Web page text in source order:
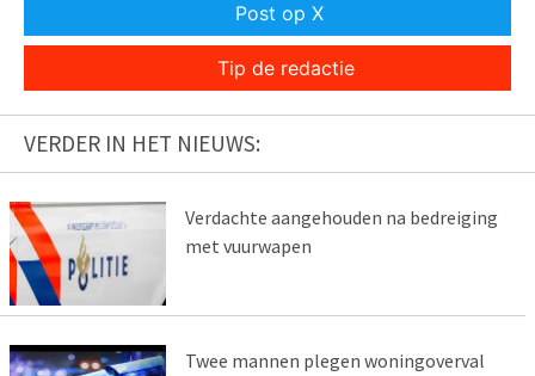
Post op X
Tip de redactie
VERDER IN HET NIEUWS:
Verdachte aangehouden na bedreiging
met vuurwapen
Twee mannen plegen woningoverval